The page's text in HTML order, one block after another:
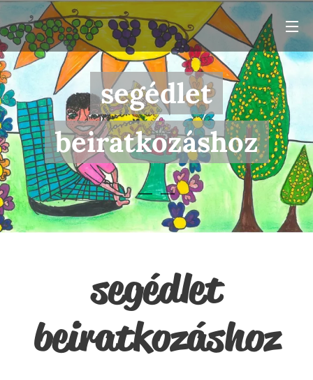
segédlet
beiratkozáshoz
segédlet
beiratkozáshoz